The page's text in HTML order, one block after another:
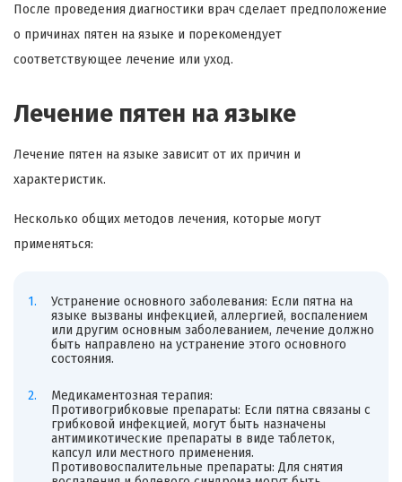
После проведения диагностики врач сделает предположение
о причинах пятен на языке и порекомендует
соответствующее лечение или уход.
Лечение пятен на языке
Лечение пятен на языке зависит от их причин и
характеристик.
Несколько общих методов лечения, которые могут
применяться:
Устранение основного заболевания: Если пятна на
языке вызваны инфекцией, аллергией, воспалением
или другим основным заболеванием, лечение должно
быть направлено на устранение этого основного
состояния.
Медикаментозная терапия:
Противогрибковые препараты: Если пятна связаны с
грибковой инфекцией, могут быть назначены
антимикотические препараты в виде таблеток,
капсул или местного применения.
Противовоспалительные препараты: Для снятия